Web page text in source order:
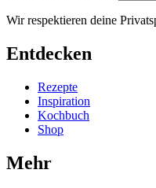
Wir respektieren deine
Entdecken
Rezepte
Inspiration
Kochbuch
Shop
Mehr